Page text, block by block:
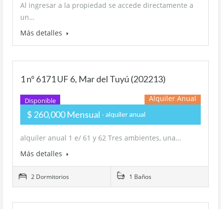
Al ingresar a la propiedad se accede directamente a
un…
Más detalles
1 nº 6171 UF 6, Mar del Tuyú (202213)
Disponible Alquiler Anual
$ 260,000 Mensual alquiler anual
alquiler anual 1 e/ 61 y 62 Tres ambientes, una…
Más detalles
2 Dormitorios 1 Baños